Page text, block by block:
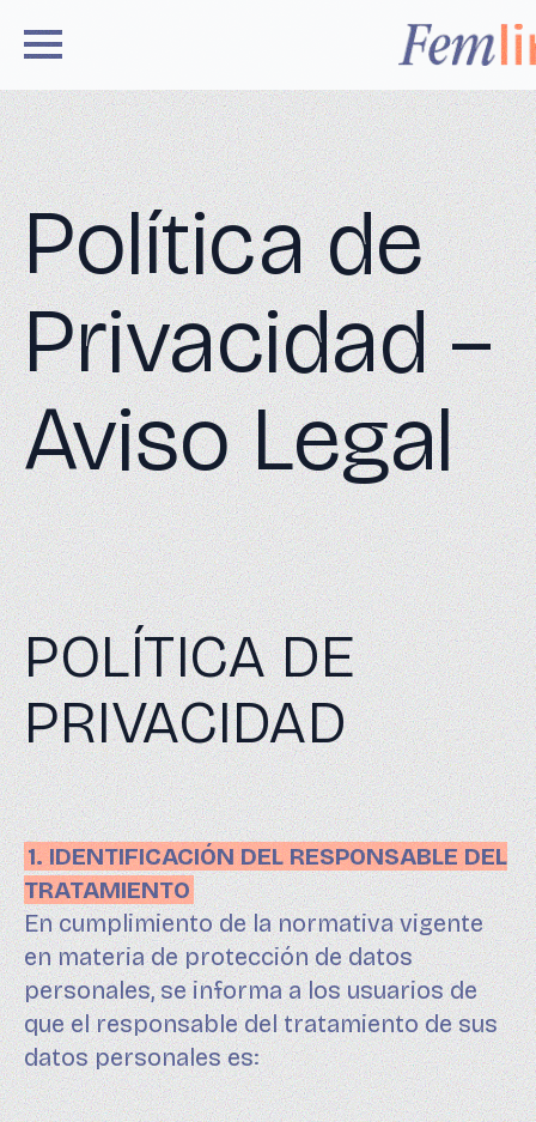
Política de
Privacidad –
Aviso Legal
POLÍTICA DE
PRIVACIDAD
1. IDENTIFICACIÓN DEL RESPONSABLE DEL
TRATAMIENTO
En cumplimiento de la normativa vigente
en materia de protección de datos
personales, se informa a los usuarios de
que el responsable del tratamiento de sus
datos personales es: